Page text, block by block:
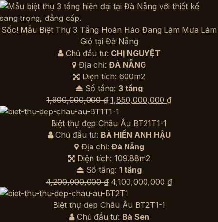
gốc
5,800,000,000 ₫.
hiện
là:
Sốc! Mẫu Biệt Thự 3 Tầng Hoàn Hảo Đang Làm Mưa Làm
Gió tại Đà Nẵng
Chủ đầu tư: CHỊ NGUYỆT
Địa chỉ: ĐÀ NẴNG
Diện tích: 600m2
Số tầng: 3 tầng
1,900,000,000₫ Giá
gốc
là:
1,900,000,000 ₫.
1,850,000,000 ₫Giá
Biệt thự đẹp Châu Âu BT21T1-1
Chủ đầu tư: BÀ HIỀN ANH HẬU
Địa chỉ: Đà Nẵng
Diện tích: 109.88m2
Số tầng: 1 tầng
4,200,000,000₫ Giá
gốc
là:
4,200,000,000 ₫.
4,100,000,000 ₫Giá
Biệt thự đẹp Châu Âu BT2T1-1
Chủ đầu tư: Bà Sen